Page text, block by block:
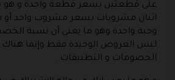
على قطعتين بسعر قطعة واحدة و هو
اثنان مشروبات بسعر مشروب واحد أو
ليس العروض الوحيدة فقط وإنما هناك
الخصومات و التطبيقات .